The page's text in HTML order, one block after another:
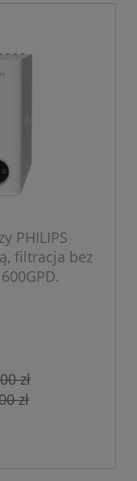
PHILIPS
filtracja bez
zł
zł